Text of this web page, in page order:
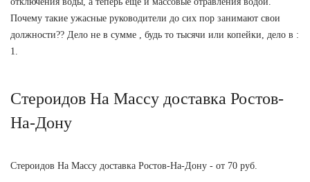
Почему такие ужасные руководители до сих пор занимают свои
должности?? Дело не в сумме , будь то тысячи или копейки, дело в :
1.
Стероидов На Массу доставка Ростов-
На-Дону
Стероидов На Массу доставка Ростов-На-Дону - от 70 руб.